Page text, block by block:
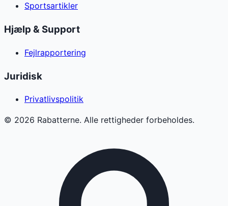
Sportsartikler
Hjælp & Support
Fejlrapportering
Juridisk
Privatlivspolitik
© 2026 Rabatterne. Alle rettigheder forbeholdes.